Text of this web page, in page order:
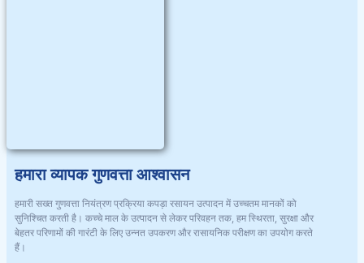
हमारा व्यापक गुणवत्ता आश्वासन
हमारी सख्त गुणवत्ता नियंत्रण प्रक्रिया कपड़ा रसायन उत्पादन में उच्चतम मानकों को
सुनिश्चित करती है। कच्चे माल के उत्पादन से लेकर परिवहन तक, हम स्थिरता, सुरक्षा और
बेहतर परिणामों की गारंटी के लिए उन्नत उपकरण और रासायनिक परीक्षण का उपयोग करते
हैं।